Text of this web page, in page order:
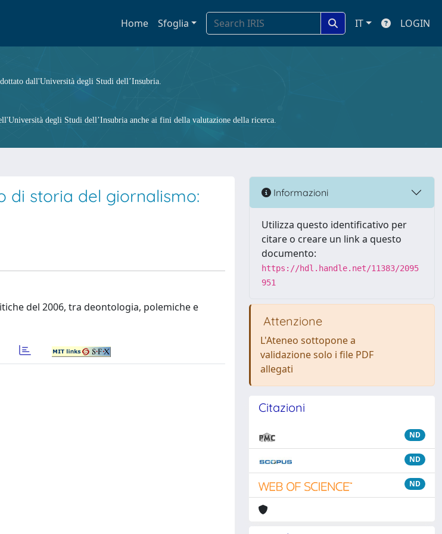
Home Sfoglia IT LOGIN
dall'Università degli Studi dell’Insubria.
degli Studi dell’Insubria anche ai fini della valutazione della ricerca.
di storia del giornalismo:
del 2006, tra deontologia, polemiche e
Informazioni
Utilizza questo identificativo per
citare o creare un link a questo
documento:
https://hdl.handle.net/11383/2095
951
Attenzione
L'Ateneo sottopone a
validazione solo i file PDF
allegati
Citazioni
ND
ND
ND